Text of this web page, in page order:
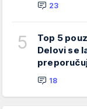
23
5
Top 5
Delovi se
18